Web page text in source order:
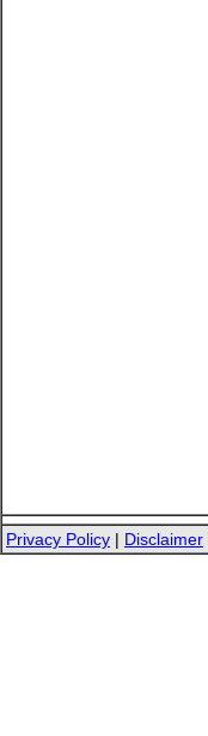
Privacy Policy | Disclaimer